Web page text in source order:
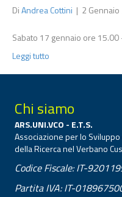
DiAndrea Cottini | 2
Sabato 17 gennaio ore
Leggi tutto
Chi siamo
ARS.UNI.VCO - E.T.S.
Associazione per lo
della Ricerca nel Verbano
Codice Fiscale: IT-
Partita IVA: IT-